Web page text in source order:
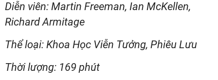
Diễn viên: Martin Freeman, Ian McKellen,
Richard Armitage
Thể loại: Khoa Học Viễn Tưởng, Phiêu Lưu
Thời lượng: 169 phút